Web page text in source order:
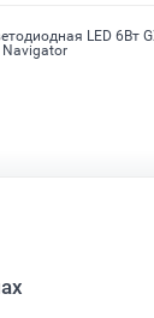
LED 6Вт
Navigator